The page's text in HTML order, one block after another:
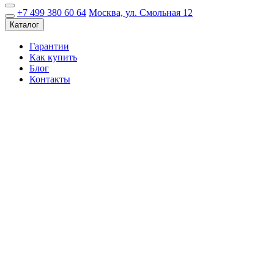
+7 499 380 60 64 Москва, ул. Смольная 12
Каталог
Гарантии
Как купить
Блог
Контакты